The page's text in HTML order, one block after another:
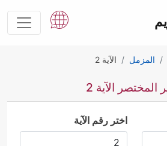
المزمل الآية 2
الآية 2
اختر رقم الآية